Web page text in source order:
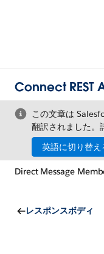
Connect REST
この文章は
翻訳されました。
英語に切り替え
Direct Message
レスポンスボディ